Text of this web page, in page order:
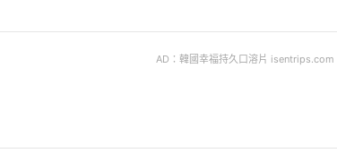
AD：韓國幸福持久口溶片 isentrips.com